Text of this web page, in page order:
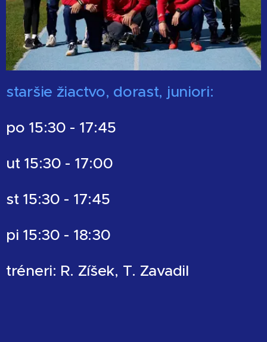
staršie žiactvo, dorast, juniori:
po 15:30 - 17:45
ut 15:30 - 17:00
st 15:30 - 17:45
pi 15:30 - 18:30
tréneri: R. Zíšek, T. Zavadil